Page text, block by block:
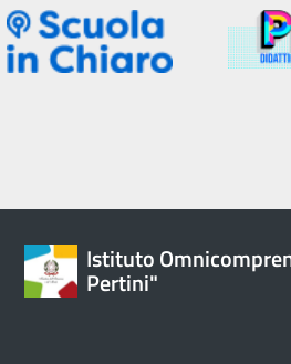
Istituto
Pertini"